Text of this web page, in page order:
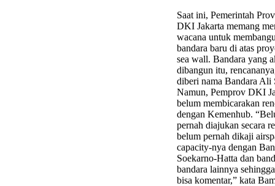
Saat ini, Pemerintah
DKI Jakarta memang
wacana untuk
bandara baru di atas
sea wall. Bandara yang
dibangun itu,
diberi nama Bandara Ali
Namun, Pemprov DKI
belum membicarakan
dengan Kemenhub.
pernah diajukan secara
belum pernah dikaji
capacity-nya dengan
Soekarno-Hatta dan
bandara lainnya
bisa komentar,” kata